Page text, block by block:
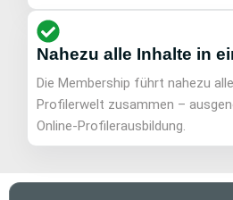
Nahezu alle Inhalte in
Die Membership führt nahezu
Profilerwelt zusammen –
Online-Profilerausbildung.